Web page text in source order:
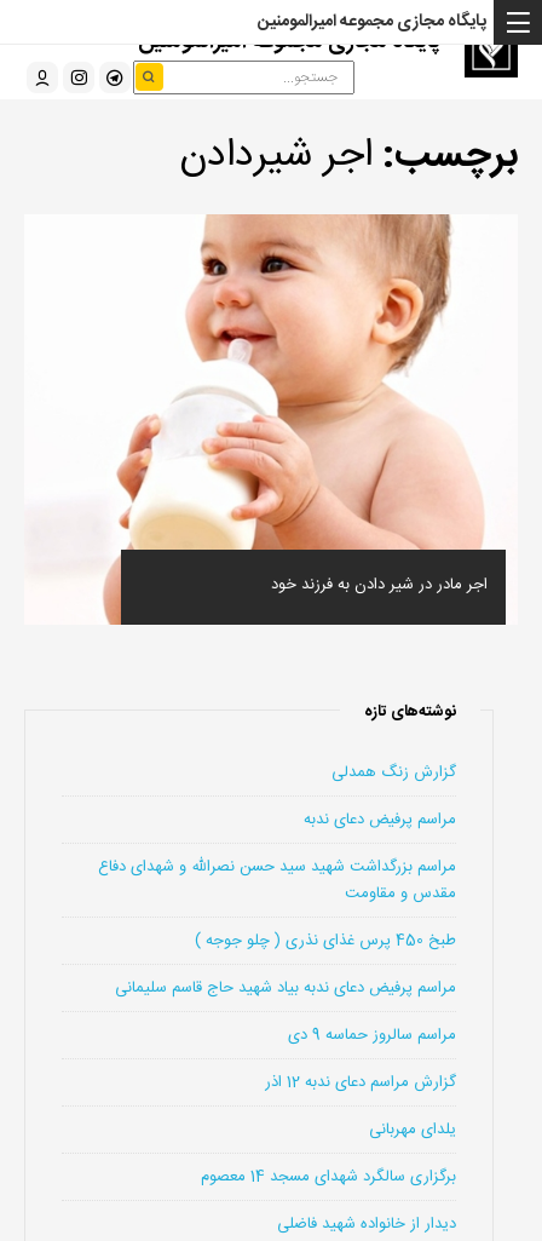
پایگاه مجازی مجموعه امیرالمومنین
پایگاه مجازی مجموعه امیرالمومنین
برچسب: اجر شیردادن
اجر مادر در شیر دادن به فرزند خود
نوشته‌های تازه
گزارش زنگ همدلی
مراسم پرفیض دعای ندبه
مراسم بزرگداشت شهید سید حسن نصرالله و شهدای دفاع
مقدس و مقاومت
طبخ 450 پرس غذای نذری ( چلو جوجه )
مراسم پرفیض دعای ندبه بیاد شهید حاج قاسم سلیمانی
مراسم سالروز حماسه 9 دی
گزارش مراسم دعای ندبه 12 اذر
یلدای مهربانی
برگزاری سالگرد شهدای مسجد 14 معصوم
دیدار از خانواده شهید فاضلی